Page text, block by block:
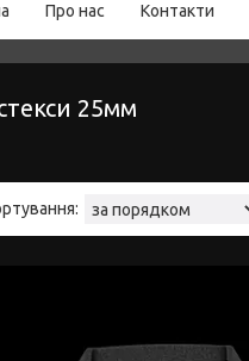
Про нас Контакти
25мм